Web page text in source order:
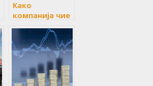
Како
компанија чие
не можете да
го изговорите
сега вреди
повеќе од
Apple